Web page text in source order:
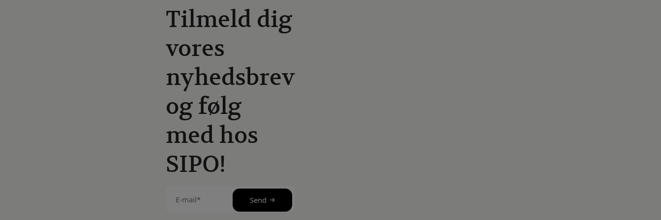
Tilmeld dig
vores
nyhedsbrev
og følg
med hos
SIPO!
mail
Send